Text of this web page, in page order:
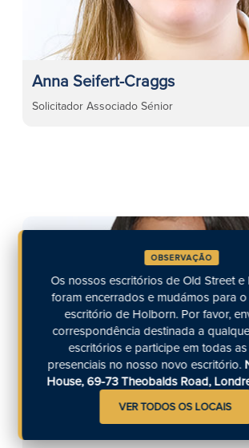
Anna Seifert-Craggs
Solicitador Associado Sénior
Ardra Pillai
OBSERVAÇÃO
Os nossos escritórios de Old Street e
foram encerrados e mudámos para
escritório de Holborn. Por favor,
correspondência destinada a
escritórios e participe em todas
presenciais no nosso novo escritório.
House, 69-73 Theobalds Road,
VER TODOS OS LOCAIS